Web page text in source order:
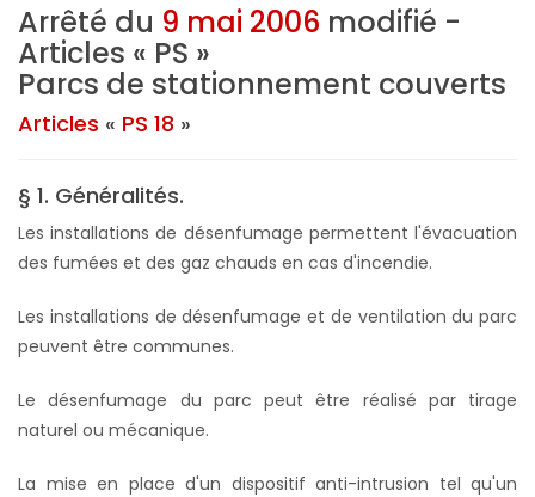
Arrêté du 9 mai 2006 modifié -
Articles « PS »
Parcs de stationnement couverts
Articles « PS 18 »
§ 1. Généralités.
Les installations de désenfumage permettent l'évacuation
des fumées et des gaz chauds en cas d'incendie.
Les installations de désenfumage et de ventilation du parc
peuvent être communes.
Le désenfumage du parc peut être réalisé par tirage
naturel ou mécanique.
La mise en place d'un dispositif anti-intrusion tel qu'un